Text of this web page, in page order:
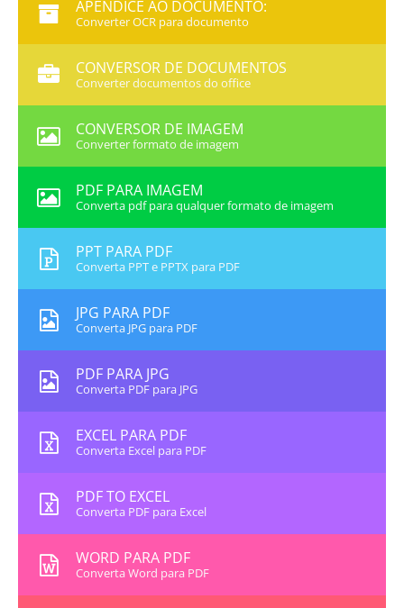
APÊNDICE AO DOCUMENTO:
Converter OCR para documento
CONVERSOR DE DOCUMENTOS
Converter documentos do office
CONVERSOR DE IMAGEM
Converter formato de imagem
PDF PARA IMAGEM
Converta pdf para qualquer formato de imagem
PPT PARA PDF
Converta PPT e PPTX para PDF
JPG PARA PDF
Converta JPG para PDF
PDF PARA JPG
Converta PDF para JPG
EXCEL PARA PDF
Converta Excel para PDF
PDF TO EXCEL
Converta PDF para Excel
WORD PARA PDF
Converta Word para PDF